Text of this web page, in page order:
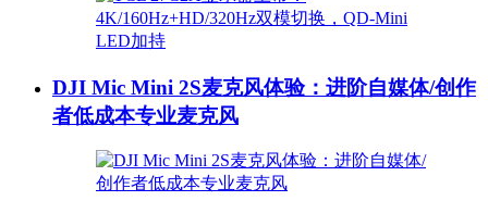
DJI Mic Mini 2S麦克风体验：进阶自媒体/创作
者低成本专业麦克风